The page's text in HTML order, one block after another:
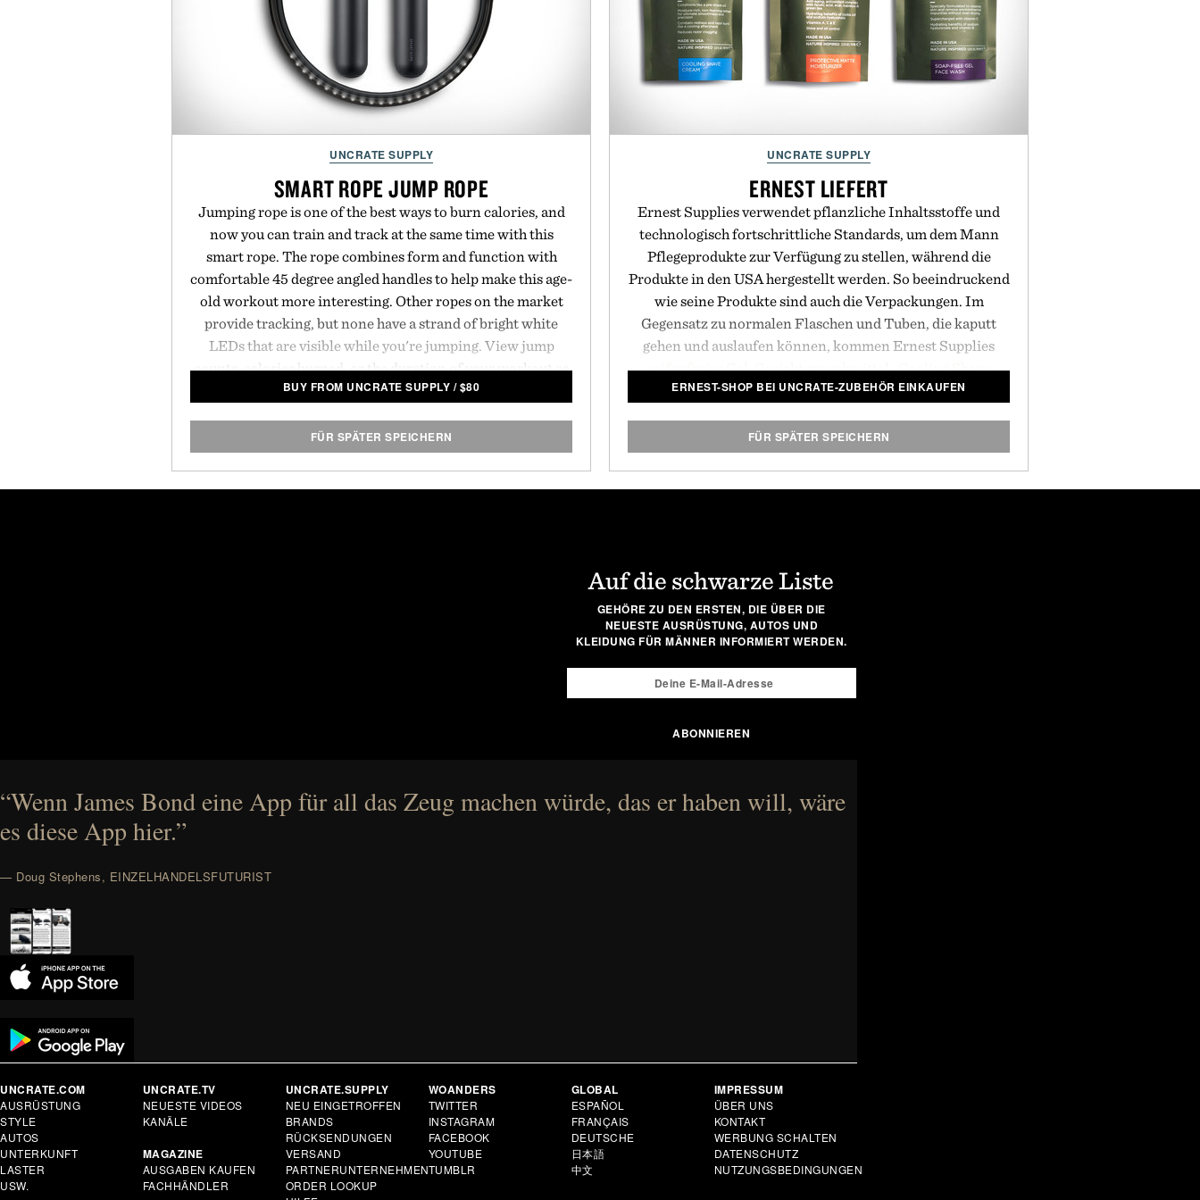
UNCRATE SUPPLY
SMART ROPE JUMP ROPE
Jumping rope is one of the best ways to burn calories, and
now you can train and track at the same time with this
smart rope. The rope combines form and function with
comfortable 45 degree angled handles to help make this age-
old workout more interesting. Other ropes on the market
provide tracking, but none have a strand of bright white
LEDs that are visible while you're jumping. View jump
counts, calories burned, or the duration of your workout as
the rope swings in front of you. All the data is then
all you have to supply is some sweat and an epic workout
soundtrack.
BUY FROM UNCRATE SUPPLY /$80
FÜR SPÄTER SPEICHERN
UNCRATE SUPPLY
ERNEST LIEFERT
Ernest Supplies verwendet pflanzliche Inhaltsstoffe und
technologisch fortschrittliche Standards, um dem Mann
Pflegeprodukte zur Verfügung zu stellen, während die
Produkte in den USA hergestellt werden. So beeindruckend
wie seine Produkte sind auch die Verpackungen. Im
Gegensatz zu normalen Flaschen und Tuben, die kaputt
gehen und auslaufen können, kommen Ernest Supplies
seifenfreies Gel-Gesichtswaschmittel,Cooling Shave
CreamundProtective Matte Moisturizer in Behältern im
Dopp maximieren und dabei gut aussehen.
ERNEST-SHOP BEI UNCRATE-ZUBEHÖR EINKAUFEN
FÜR SPÄTER SPEICHERN
Auf die schwarze Liste
GEHÖRE ZU DEN ERSTEN, DIE ÜBER DIE
NEUESTE AUSRÜSTUNG, AUTOS UND
KLEIDUNG FÜR MÄNNER INFORMIERT WERDEN.
“Wenn James Bond eine App für all das Zeug machen würde, das er haben will, wäre
es diese App hier.”
— Doug Stephens, EINZELHANDELSFUTURIST
UNCRATE.COM
AUSRÜSTUNG
STYLE
AUTOS
UNTERKUNFT
LASTER
USW.
UNCRATE.TV
NEUESTE VIDEOS
KANÄLE
MAGAZINE
AUSGABEN KAUFEN
FACHHÄNDLER
UNCRATE.SUPPLY
NEU EINGETROFFEN
BRANDS
RÜCKSENDUNGEN
VERSAND
PARTNERUNTERNEHMEN
ORDER LOOKUP
WOANDERS
TWITTER
INSTAGRAM
FACEBOOK
YOUTUBE
TUMBLR
GLOBAL
ESPAÑOL
FRANÇAIS
DEUTSCHE
日本語
中文
IMPRESSUM
ÜBER UNS
KONTAKT
WERBUNG SCHALTEN
DATENSCHUTZ
NUTZUNGSBEDINGUNGEN